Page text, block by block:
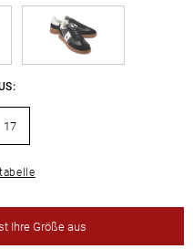
17
Ihre Größe aus